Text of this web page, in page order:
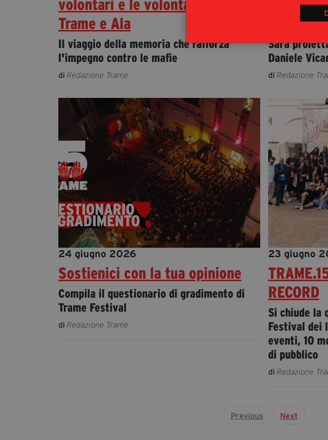
volontari e le volontarie di
Trame e Ala
Il viaggio della memoria che rafforza
l'impegno contro le mafie
di Redazione Trame
una
sulle
Sarà
Daniele
di Redazione
24 giugno 2026
Sostienici con la tua opinione
Compila il questionario di gradimento di
Trame Festival
di Redazione Trame
23 giugno
RECORD
Si chiude la
Festival dei
eventi, 10
di pubblico
di Redazione
Previous Next